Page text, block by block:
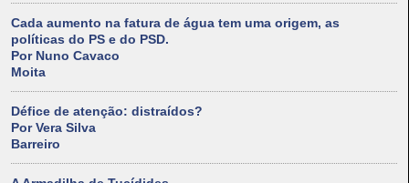
Cada aumento na fatura de água tem uma origem, as
políticas do PS e do PSD.
Por Nuno Cavaco
Moita
Défice de atenção: distraídos?
Por Vera Silva
Barreiro